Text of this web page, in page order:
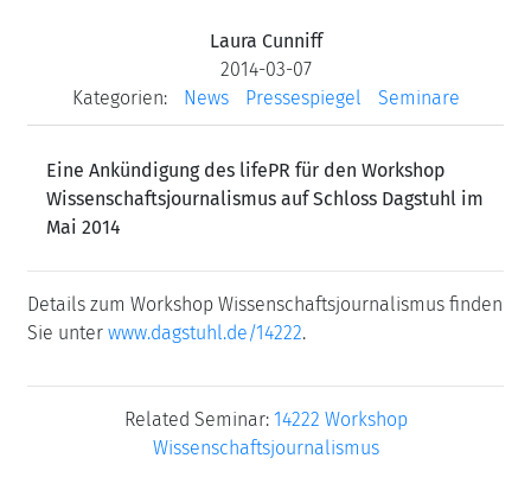
Laura Cunniff
2014-03-07
Kategorien:
News Pressespiegel Seminare
Eine Ankündigung des lifePR für den Workshop
Wissenschaftsjournalismus auf Schloss Dagstuhl im
Mai 2014
Details zum Workshop Wissenschaftsjournalismus finden
Sie unter www.dagstuhl.de/14222.
Related Seminar: 14222 Workshop
Wissenschaftsjournalismus